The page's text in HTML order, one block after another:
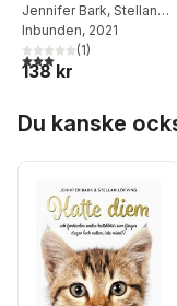
kattdikter som
fångar dagen (och
natten, inte minst!)
Jennifer Bark, Stellan
Löfving
Inbunden, 2021
3,0utav 5 stjärnor. Totalt
(1)
138 kr
Du kanske